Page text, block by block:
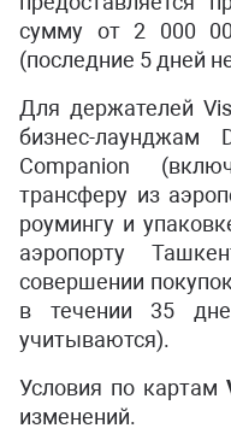
сумму от 2 000
(последние 5 дней
Для держателей
бизнес-лаунджам
Companion
трансферу из
роумингу и
аэропорту
совершении
в течении 35
учитываются).
Условия по картам
изменений.